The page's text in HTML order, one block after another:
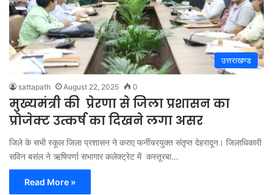
उत्तराखण्ड
sattapath August 22, 2025 0
मुख्यमंत्री की प्रेरणा से जिला प्रशासन का
प्रोजेक्ट उत्कर्ष का दिखने लगा असर
जिले के सभी स्कूल जिला प्रशासन ने कराए फर्नीचरयुक्त संतृप्त देहरादून। जिलाधिकारी
सविन बसंल ने ऋषिपर्णा सभागार कलेक्ट्रेट में कस्तूरबा…
Read More »